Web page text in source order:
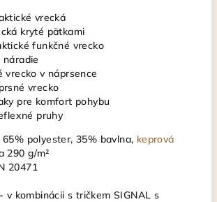
vrecká
kryté pätkami
funkčné vrecko
náradie
vrecko v náprsence
vrecko
pre komfort pohybu
pruhy
65% polyester, 35% bavlna, keprová
290 g/m²
20471
v kombinácii s tričkem SIGNAL s